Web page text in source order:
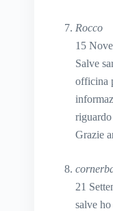
Rocco
15
Salve
officina
riguardo
Grazie
21
salve